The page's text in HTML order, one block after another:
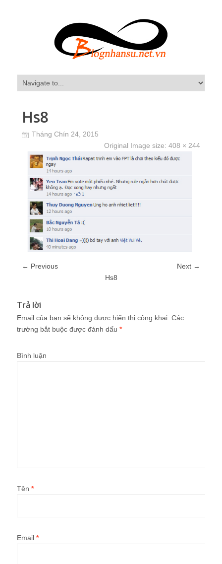
Hs8
Tháng Chín 24, 2015
Original Image size: 408 × 244
← Previous
Next →
Hs8
Trả lời
Email của bạn sẽ không được hiển thị công khai. Các
trường bắt buộc được đánh dấu *
Bình luận
Tên *
Email *